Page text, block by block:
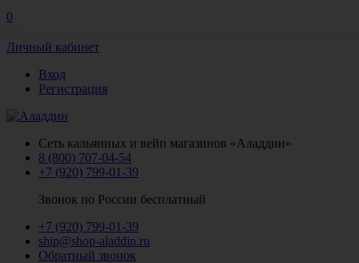
0
Личный кабинет
Вход
Регистрация
Сеть кальянных и вейп магазинов «Аладдин»
8 (800) 707-04-54
+7 (920) 799-01-39
Звонок по России бесплатный
+7 (920) 799-01-39
ship@shop-aladdin.ru
Обратный звонок